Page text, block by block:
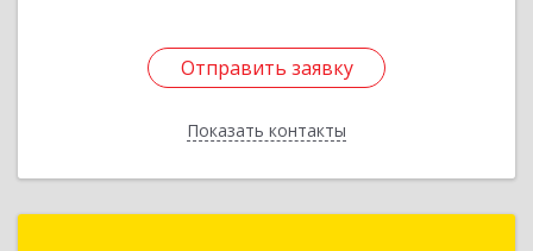
Отправить заявку
Показать контакты
Отправить заявку
Назад